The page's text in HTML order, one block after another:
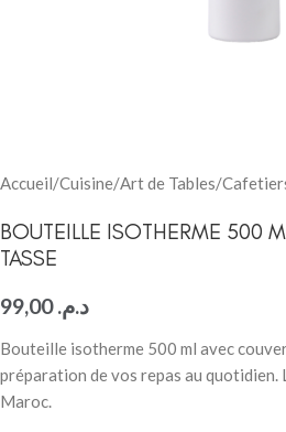
Accueil/Cuisine/Art de Tables/
BOUTEILLE ISOTHERME 500
TASSE
د.م.99,00
Bouteille isotherme 500 ml avec
préparation de vos repas au
Maroc.